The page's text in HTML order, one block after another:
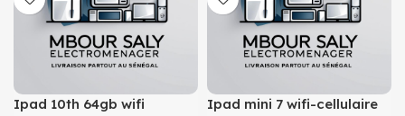
Ipad 10th 64gb wifi Ipad mini 7 wifi-cellulaire